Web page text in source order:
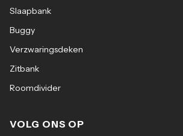
Slaapbank
Buggy
Verzwaringsdeken
Zitbank
Roomdivider
VOLG ONS OP